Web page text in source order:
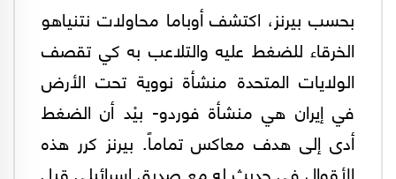
بحسب بيرنز، اكتشف أوباما محاولات نتنياهو
الخرقاء للضغط عليه والتلاعب به كي تقصف
الولايات المتحدة منشأة نووية تحت الأرض
في إيران هي منشأة فوردو- بيْد أن الضغط
أدى إلى هدف معاكس تماماً. بيرنز كرر هذه
الأقوال في حديث له مع صديق إسرائيلي قبل